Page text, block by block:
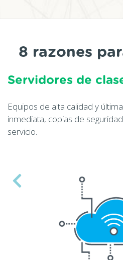
8 razones
Servidores de
Equipos de alta calidad y
inmediata, copias de
servicio.